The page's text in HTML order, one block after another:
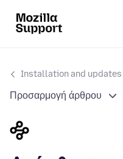
Installation and updates
Προσαρμογή άρθρου